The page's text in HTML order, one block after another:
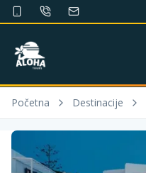
Početna Destinacije